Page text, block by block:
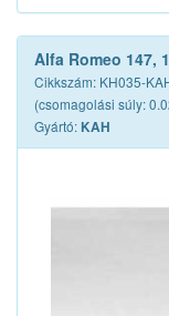
Alfa Romeo 147,
Cikkszám: KH035-
(csomagolási súly:
Gyártó: KAH